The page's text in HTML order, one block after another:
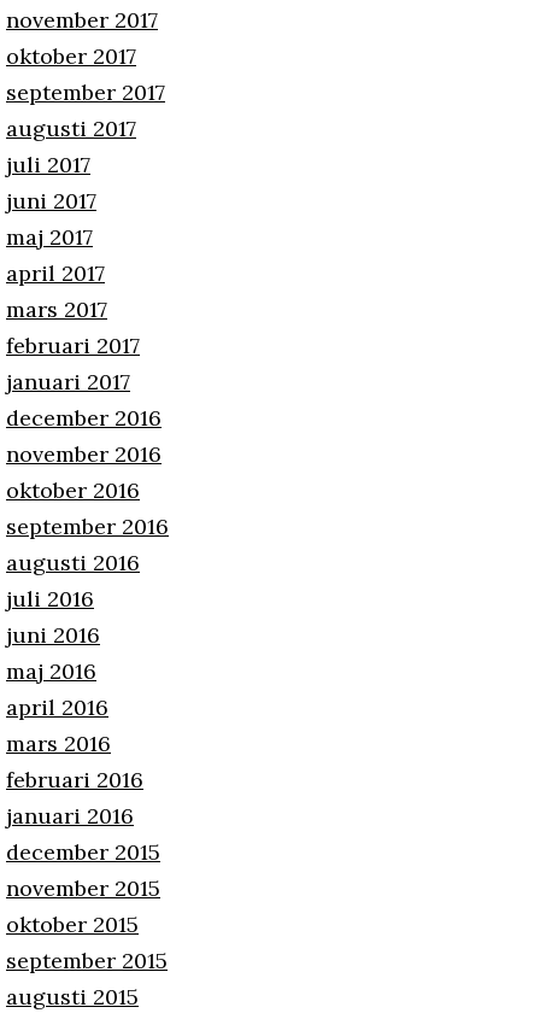
november 2017
oktober 2017
september 2017
augusti 2017
juli 2017
juni 2017
maj 2017
april 2017
mars 2017
februari 2017
januari 2017
december 2016
november 2016
oktober 2016
september 2016
augusti 2016
juli 2016
juni 2016
maj 2016
april 2016
mars 2016
februari 2016
januari 2016
december 2015
november 2015
oktober 2015
september 2015
augusti 2015